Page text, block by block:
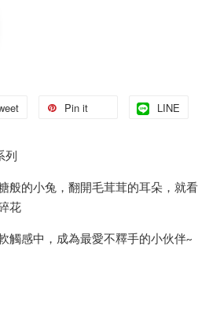
Pin it LINE
列
般的小兔，翻開毛茸茸的耳朵，就看
花
觸感中，成為最愛不釋手的小伙伴~